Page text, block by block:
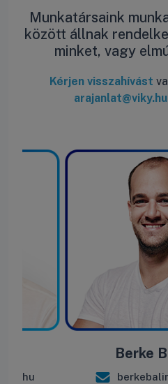
Munkatársaink
között állnak
minket, vagy
Kérjen visszahívást
arajanlat@viky.hu
Berke